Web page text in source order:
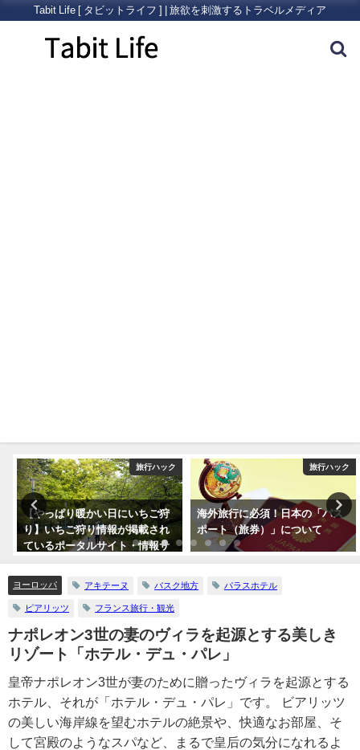
Tabit Life [ タビットライフ ] | 旅欲を刺激するトラベルメディア
旅行ハック
【やっぱり暖かい日にいちご狩
り】いちご狩り情報が掲載され
ているポータルサイト・情報サ
イトまとめ5つ
旅行ハック
海外旅行に必須！日本の「パス
ポート（旅券）」について
ヨーロッパ アキテーヌ バスク地方 パラスホテル
ピアリッツ フランス旅行・観光
ナポレオン3世の妻のヴィラを起源とする美しき
リゾート「ホテル・デュ・パレ」
皇帝ナポレオン3世が妻のために贈ったヴィラを起源とする
ホテル、それが「ホテル・デュ・パレ」です。 ビアリッツ
の美しい海岸線を望むホテルの絶景や、快適なお部屋、そ
して宮殿のようなスパなど、まるで皇后の気分になれるよ